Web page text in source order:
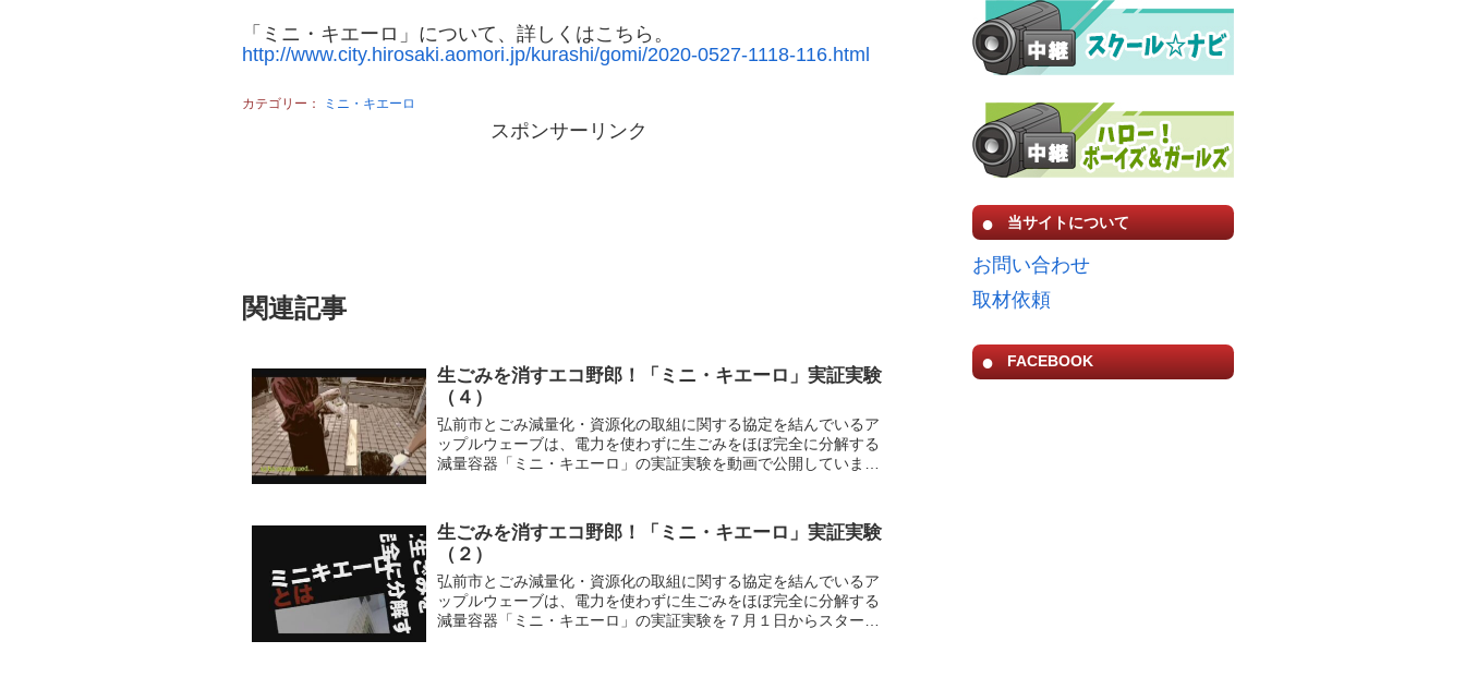
「ミニ・キエーロ」について、詳しくはこちら。
http://www.city.hirosaki.aomori.jp/kurashi/gomi/2020-0527-1118-116.html
カテゴリー： ミニ・キエーロ
スポンサーリンク
関連記事
生ごみを消すエコ野郎！「ミニ・キエーロ」実証実験
（４）
弘前市とごみ減量化・資源化の取組に関する協定を結んでいるア
ップルウェーブは、電力を使わずに生ごみをほぼ完全に分解する
減量容器「ミニ・キエーロ」の実証実験を動画で公開していま
生ごみを消すエコ野郎！「ミニ・キエーロ」実証実験
（２）
弘前市とごみ減量化・資源化の取組に関する協定を結んでいるア
ップルウェーブは、電力を使わずに生ごみをほぼ完全に分解する
減量容器「ミニ・キエーロ」の実証実験を７月１日からスター
当サイトについて
お問い合わせ
取材依頼
FACEBOOK